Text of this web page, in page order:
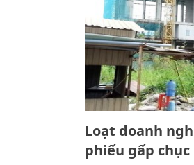
Loạt doanh
phiếu gấp